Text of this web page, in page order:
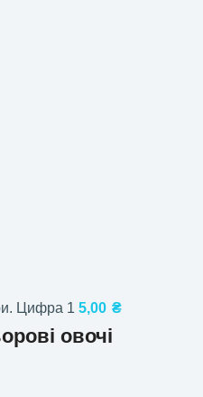
Цифра 1 5,00 ₴
овочі